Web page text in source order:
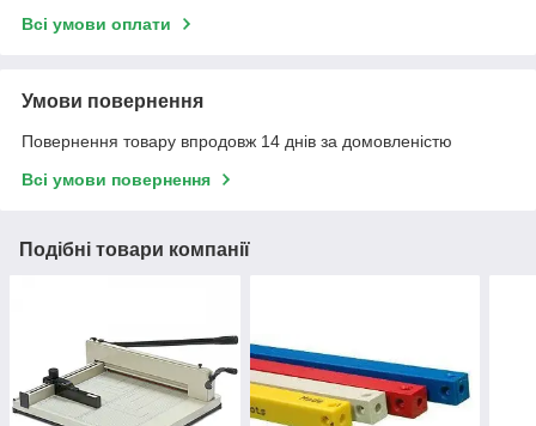
Всі умови оплати
Умови повернення
Повернення товару впродовж 14 днів за домовленістю
Всі умови повернення
Подібні товари компанії